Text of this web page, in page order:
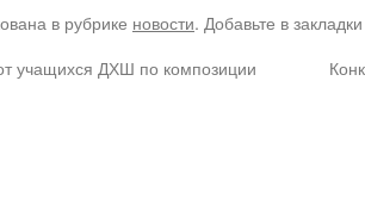
в рубрике новости. Добавьте в
учащихся ДХШ по композиции